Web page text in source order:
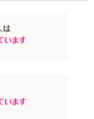
商品と多少異なる場
さい。なお、本理由